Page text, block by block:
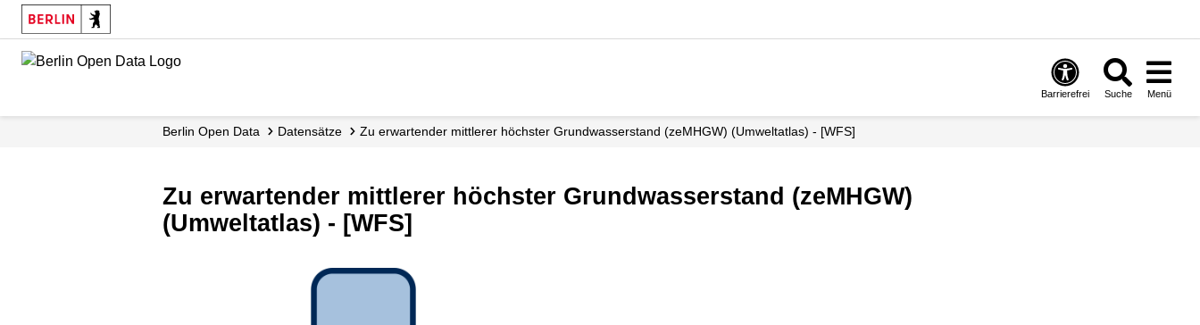
Skip
main
Barrierefrei Suche Menü
Berlin Open Data Datensätze Zu erwartender mittlerer höchster Grundwasserstand (zeMHGW) (Umweltatlas) - [WFS]
Zu erwartender mittlerer höchster Grundwasserstand (zeMHGW)
(Umweltatlas) - [WFS]